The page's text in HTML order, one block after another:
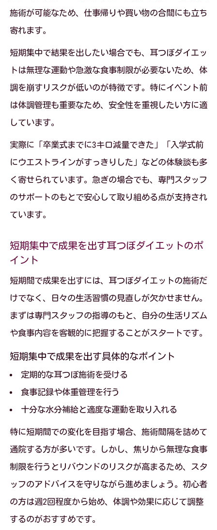
施術が可能なため、仕事帰りや買い物の合間にも立ち
寄れます。
短期集中で結果を出したい場合でも、耳つぼダイエッ
トは無理な運動や急激な食事制限が必要ないため、体
調を崩すリスクが低いのが特徴です。特にイベント前
は体調管理も重要なため、安全性を重視したい方に適
しています。
実際に「卒業式までに3キロ減量できた」「入学式前
にウエストラインがすっきりした」などの体験談も多
く寄せられています。急ぎの場合でも、専門スタッフ
のサポートのもとで安心して取り組める点が支持され
ています。
短期集中で成果を出す耳つぼダイエットのポ
イント
短期間で成果を出すには、耳つぼダイエットの施術だ
けでなく、日々の生活習慣の見直しが欠かせません。
まずは専門スタッフの指導のもと、自分の生活リズム
や食事内容を客観的に把握することがスタートです。
短期集中で成果を出す具体的なポイント
定期的な耳つぼ施術を受ける
食事記録や体重管理を行う
十分な水分補給と適度な運動を取り入れる
特に短期間での変化を目指す場合、施術間隔を詰めて
通院する方が多いです。しかし、焦りから無理な食事
制限を行うとリバウンドのリスクが高まるため、スタ
ッフのアドバイスを守りながら進めましょう。初心者
の方は週2回程度から始め、体調や効果に応じて調整
するのがおすすめです。